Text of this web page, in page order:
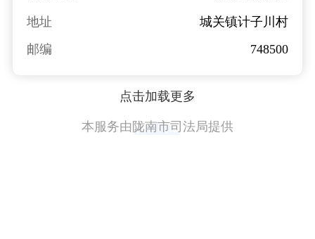
地址
城关镇计子川村
邮编
748500
点击加载更多
本服务由陇南市司法局提供